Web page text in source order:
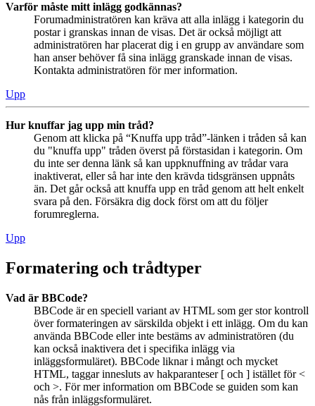
Varför måste mitt inlägg godkännas?
Forumadministratören kan kräva att alla inlägg i kategorin du
postar i granskas innan de visas. Det är också möjligt att
administratören har placerat dig i en grupp av användare som
han anser behöver få sina inlägg granskade innan de visas.
Kontakta administratören för mer information.
Upp
Hur knuffar jag upp min tråd?
Genom att klicka på “Knuffa upp tråd”-länken i tråden så kan
du "knuffa upp" tråden överst på förstasidan i kategorin. Om
du inte ser denna länk så kan uppknuffning av trådar vara
inaktiverat, eller så har inte den krävda tidsgränsen uppnåts
än. Det går också att knuffa upp en tråd genom att helt enkelt
svara på den. Försäkra dig dock först om att du följer
forumreglerna.
Upp
Formatering och trådtyper
Vad är BBCode?
BBCode är en speciell variant av HTML som ger stor kontroll
över formateringen av särskilda objekt i ett inlägg. Om du kan
använda BBCode eller inte bestäms av administratören (du
kan också inaktivera det i specifika inlägg via
inläggsformuläret). BBCode liknar i mångt och mycket
HTML, taggar innesluts av hakparanteser [ och ] istället för <
och >. För mer information om BBCode se guiden som kan
nås från inläggsformuläret.